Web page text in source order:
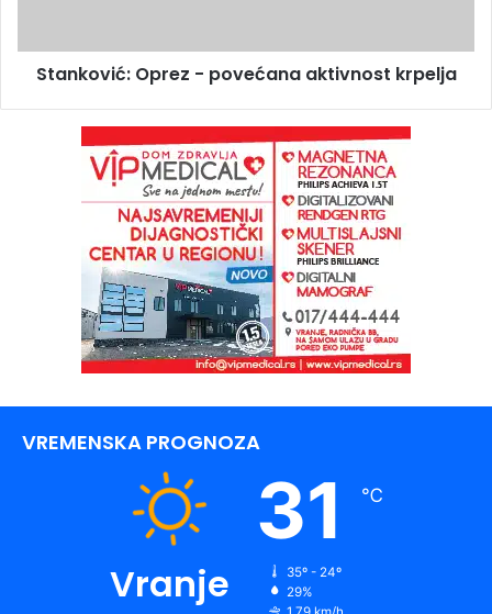
Stanković: Oprez - povećana aktivnost krpelja
VREMENSKA PROGNOZA
Vranje
31 ℃
35º - 24º
29%